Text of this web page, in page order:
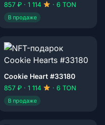
857 ₽ · 1 114 · 6 TON
В продаже
Cookie Heart #33180
857 ₽ · 1 114 · 6 TON
В продаже